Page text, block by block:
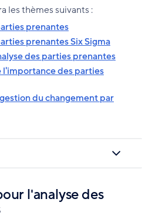
les thèmes suivants :
prenantes
prenantes Six Sigma
des parties prenantes
des parties
du changement par
l'analyse des